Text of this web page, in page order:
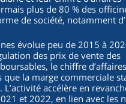
plus de 80 % des
de société, notamment
évolue peu de 2015 à
des prix de vente des
le chiffre
la marge commerciale
accélère en
et 2022, en lien avec les